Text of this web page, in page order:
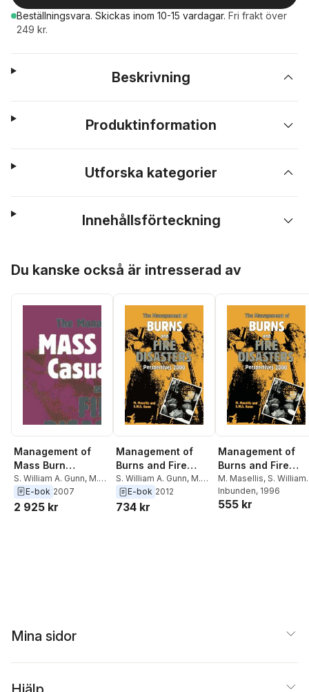
Beställningsvara. Skickas inom 10-15 vardagar. Fri frakt över
249 kr.
Beskrivning
Produktinformation
Utforska kategorier
Innehållsförteckning
Du kanske också är intresserad av
Management of
Mass Burn
Casualties and Fire
Disasters
S. William A. Gunn, M.
Masellis
E-bok 2007
2 925 kr
Management of
Burns and Fire
Disasters:
Perspectives 2000
S. William A. Gunn, M.
Masellis
E-bok 2012
734 kr
Management of
Burns and Fire
Disasters:
Perspectives
M. Masellis, S. William
A. Gunn
Inbunden, 1996
555 kr
Mina sidor